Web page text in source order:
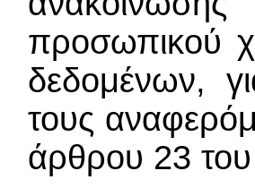
προσωπικού
δεδομένων,
τους
άρθρου 23